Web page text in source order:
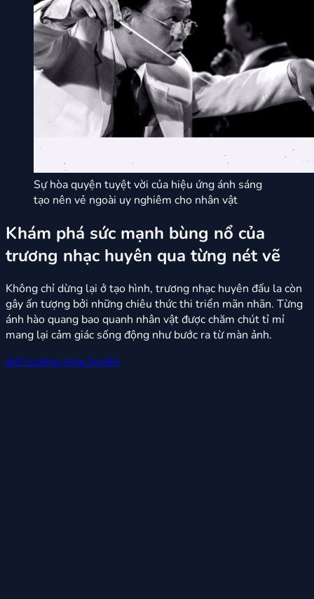
Sự hòa quyện tuyệt vời của hiệu ứng ánh sáng
tạo nên vẻ ngoài uy nghiêm cho nhân vật
Khám phá sức mạnh bùng nổ của
trương nhạc huyên qua từng nét vẽ
Không chỉ dừng lại ở tạo hình, trương nhạc huyên đấu la còn
gây ấn tượng bởi những chiêu thức thi triển mãn nhãn. Từng
ánh hào quang bao quanh nhân vật được chăm chút tỉ mỉ
mang lại cảm giác sống động như bước ra từ màn ảnh.
ảnh trương nhạc huyên